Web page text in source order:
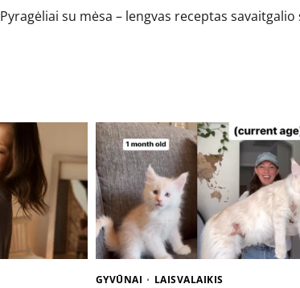
Pyragėliai su mėsa – lengvas receptas savaitgalio
GYVŪNAI LAISVALAIKIS